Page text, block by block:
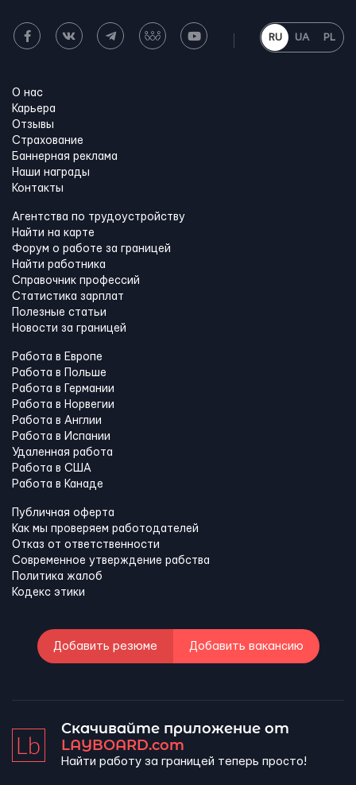
RU UA PL
О нас
Карьера
Отзывы
Страхование
Баннерная реклама
Наши награды
Контакты
Агентства по трудоустройству
Найти на карте
Форум о работе за границей
Найти работника
Справочник профессий
Статистика зарплат
Полезные статьи
Новости за границей
Работа в Европе
Работа в Польше
Работа в Германии
Работа в Норвегии
Работа в Англии
Работа в Испании
Удаленная работа
Работа в США
Работа в Канадe
Публичная оферта
Как мы проверяем работодателей
Отказ от ответственности
Современное утверждение рабства
Политика жалоб
Кодекс этики
Добавить резюме Добавить вакансию
Скачивайте приложение от
LAYBOARD.com
Найти работу за границей теперь просто!